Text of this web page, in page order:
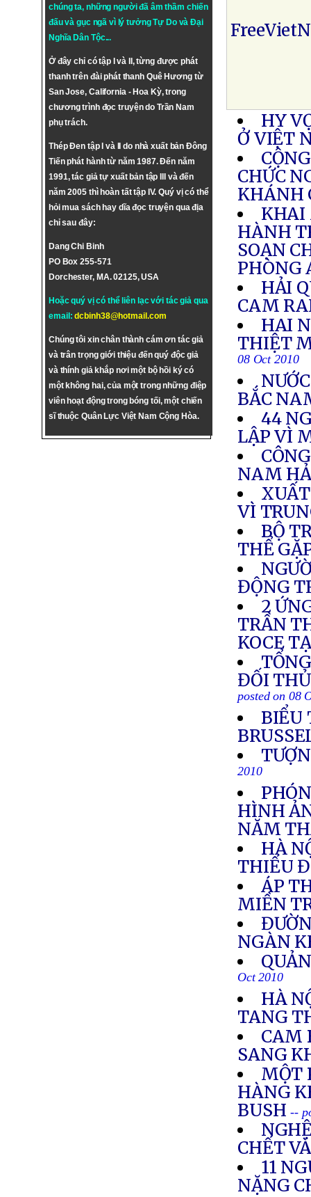
chúng ta, những người đã âm thầm chiến
đấu và gục ngã vì lý tưởngTự DovàĐại
Nghĩa Dân Tộc...
Ở đây chỉ có tập I và II, từng được phát
thanh trên đài phát thanh Quê Hương từ
San Jose, California - Hoa Kỳ, trong
chương trình đọc truyện do Trần Nam
phụ trách.
Thép Đen tập I và II do nhà xuất bản Đông
Tiến phát hành từ năm 1987. Đến năm
1991, tác giả tự xuất bản tập III và đến
năm 2005 thì hoàn tất tập IV. Quý vị có thể
hỏi mua sách hay dĩa đọc truyện qua địa
chỉ sau đây:
Dang Chi Binh
PO Box 255-571
Dorchester, MA. 02125, USA
Hoặc quý vị có thể liên lạc với tác giả qua
email:dcbinh38@hotmail.com
Chúng tôi xin chân thành cám ơn tác giả
và trân trọng giới thiệu đến quý độc giả
và thính giả khắp nơi một bộ hồi ký có
một không hai, của một trong những điệp
viên hoạt động trong bóng tối, một chiến
sĩ thuộc Quân Lực Việt Nam Cộng Hòa.
HY
Ở VIỆT
CHỨC
KHÁNH
KHAI
HÀNH
SOẠN
PHÒNG
HẢI
CAM
HAI
THIỆT
08 Oct 2010
BẮC
44
LẬP VÌ
NAM
VÌ
BỘ
THỂ
ĐỘNG
2
TRẦN
KOCE
ĐỐI
posted on 08
BIỂU
2010
HÌNH
NĂM
HÀ
THIẾU
ÁP
MIỀN
NGÀN
Oct 2010
HÀ
TANG
CAM
SANG
MỘT
HÀNG
BUSH --
CHẾT
11
NẶNG